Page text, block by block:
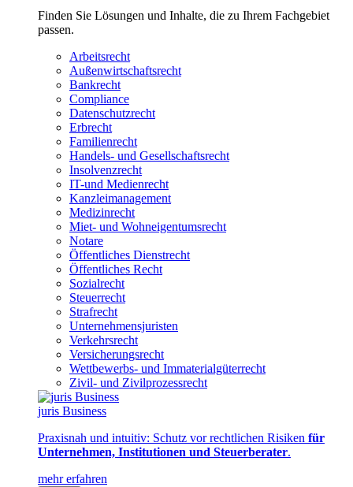
Finden Sie Lösungen und Inhalte, die zu Ihrem Fachgebiet
passen.
Arbeitsrecht
Außenwirtschaftsrecht
Bankrecht
Compliance
Datenschutzrecht
Erbrecht
Familienrecht
Handels- und Gesellschaftsrecht
Insolvenzrecht
IT-und Medienrecht
Kanzleimanagement
Medizinrecht
Miet- und Wohneigentumsrecht
Notare
Öffentliches Dienstrecht
Öffentliches Recht
Sozialrecht
Steuerrecht
Strafrecht
Unternehmensjuristen
Verkehrsrecht
Versicherungsrecht
Wettbewerbs- und Immaterialgüterrecht
Zivil- und Zivilprozessrecht
juris Business
Praxisnah und intuitiv: Schutz vor rechtlichen Risiken für
Unternehmen, Institutionen und Steuerberater.
mehr erfahren